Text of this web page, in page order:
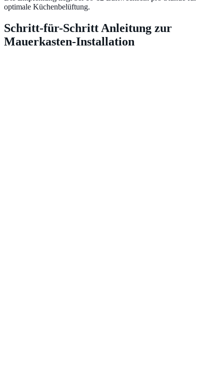
optimale Küchenbelüftung.
Schritt-für-Schritt Anleitung zur
Mauerkasten-Installation